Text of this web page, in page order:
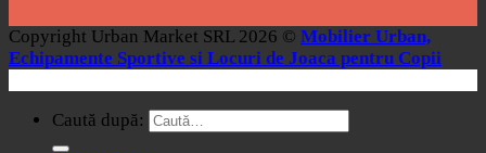
Copyright Urban Market SRL 2026 © Mobilier Urban,
Echipamente Sportive si Locuri de Joaca pentru Copii
Caută după: